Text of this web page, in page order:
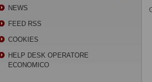
NEWS
FEED RSS
COOKIES
HELP DESK OPERATORE
ECONOMICO